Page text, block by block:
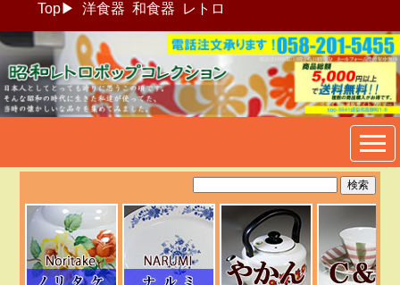
Top▶ 洋食器 和食器 レトロ
昭和レトロポップ食器生活雑
貨通販＠フリマート